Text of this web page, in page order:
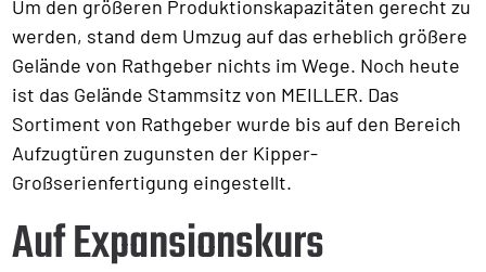
Um den größeren Produktionskapazitäten gerecht zu
werden, stand dem Umzug auf das erheblich größere
Gelände von Rathgeber nichts im Wege. Noch heute
ist das Gelände Stammsitz von MEILLER. Das
Sortiment von Rathgeber wurde bis auf den Bereich
Aufzugtüren zugunsten der Kipper-
Großserienfertigung eingestellt.
Auf Expansionskurs